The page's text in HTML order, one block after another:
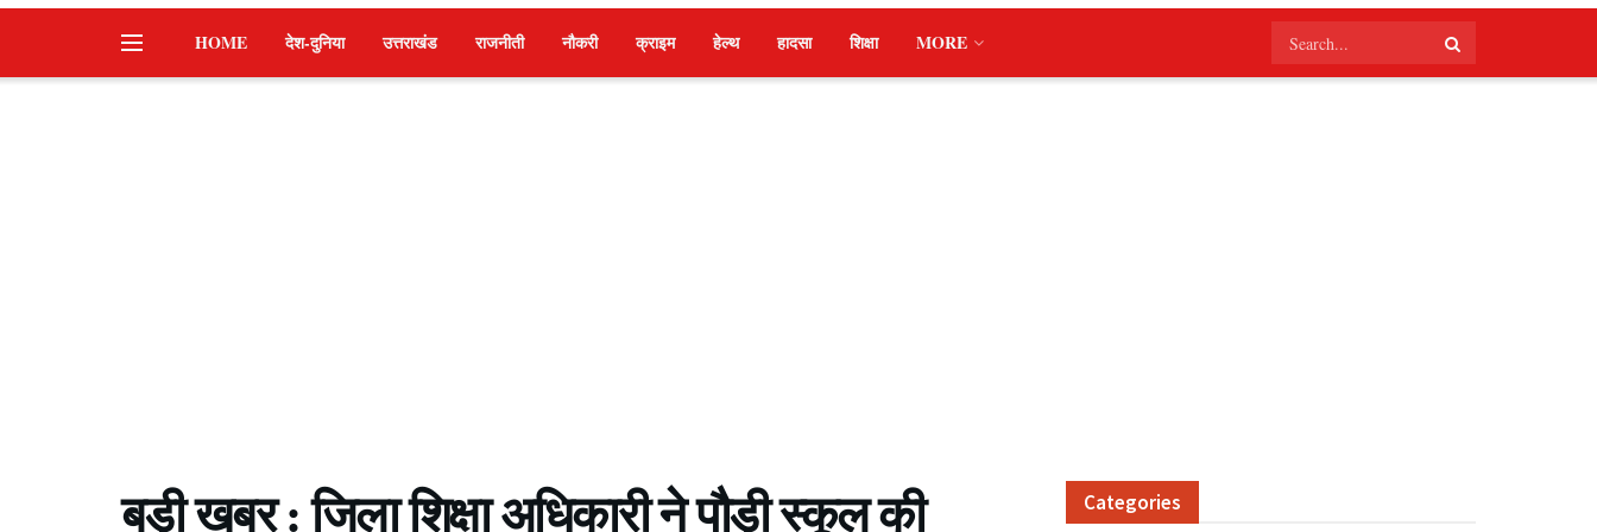
HOME देश-दुनिया उत्तराखंड राजनीती नौकरी क्राइम हेल्थ हादसा शिक्षा MORE
बड़ी खबर : जिला शिक्षा अधिकारी ने पौड़ी स्कूल की Categories